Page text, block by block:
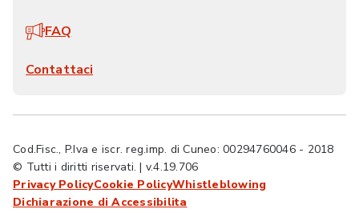
FAQ
Contattaci
Cod.Fisc., P.Iva e iscr. reg.imp. di Cuneo: 00294760046 - 2018
© Tutti i diritti riservati. | v.4.19.706
Privacy PolicyCookie PolicyWhistleblowing
Dichiarazione di Accessibilita